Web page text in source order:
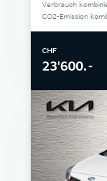
Verbrauch
CO2-Emission
CHF
23'600.–